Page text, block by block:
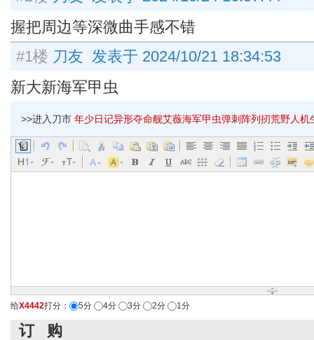
握把周边等深微曲手感不错
#1楼 刀友 发表于 2024/10/21 18:34:53
新大新海军甲虫
>>进入刀市 年少日记异形夺命舰艾薇海军甲虫弹刺阵列扨荒野人
给X4442打分： 5分 4分 3分 2分 1分
订 购